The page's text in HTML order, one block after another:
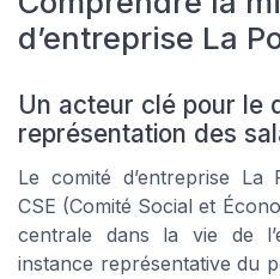
d’entreprise La
Un acteur clé pour le
représentation des
Le comité d’entreprise La
CSE (Comité Social et
centrale dans la vie de
instance représentative du